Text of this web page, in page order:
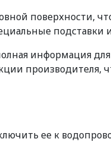
поверхности,
информация
ее к